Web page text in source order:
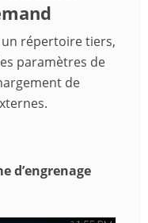
répertoire tiers,
paramètres de
de
d’engrenage